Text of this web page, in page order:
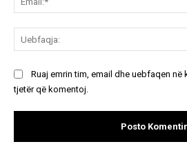
Ruaj emrin tim, email dhe uebfaqen në
tjetër që komentoj.